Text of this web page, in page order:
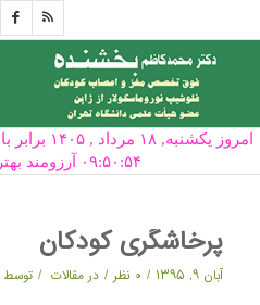
۰۹:۵۰:۵۴ آرزومند بهترین ها برای شما
پرخاشگری کودکان
آبان ۹, ۱۳۹۵ / ۰ نظر / درمقالات / توسط